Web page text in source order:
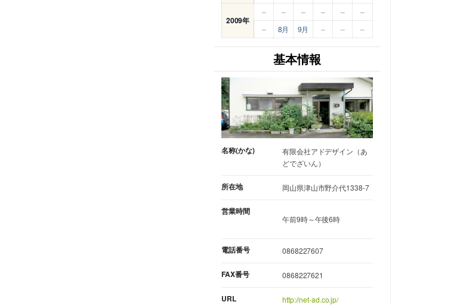
2009年
– – – – –
–
–
8月 9月 – – –
基本情報
名称(かな)
有限会社アドデザイン（あ
どでざいん）
所在地 岡山県津山市野介代1338-7
営業時間
午前9時～午後6時
電話番号 0868227607
FAX番号 0868227621
URL http://net-ad.co.jp/